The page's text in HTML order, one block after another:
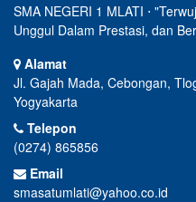
SMA NEGERI 1 MLATI ⋅
Unggul Dalam Prestasi, dan
Alamat
Jl. Gajah Mada, Cebongan,
Yogyakarta
Telepon
(0274) 865856
Email
smasatumlati@yahoo.co.id